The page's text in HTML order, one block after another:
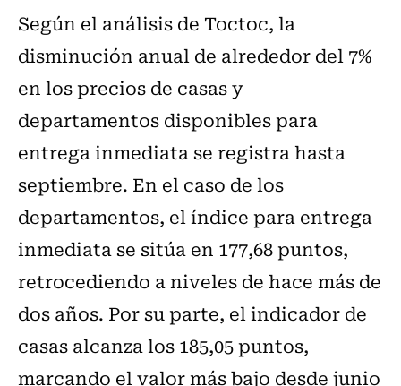
Según el análisis de Toctoc, la
disminución anual de alrededor del 7%
en los precios de casas y
departamentos disponibles para
entrega inmediata se registra hasta
septiembre. En el caso de los
departamentos, el índice para entrega
inmediata se sitúa en 177,68 puntos,
retrocediendo a niveles de hace más de
dos años. Por su parte, el indicador de
casas alcanza los 185,05 puntos,
marcando el valor más bajo desde junio